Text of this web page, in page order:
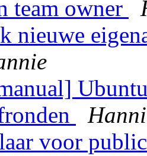
team owner
nieuwe
voor